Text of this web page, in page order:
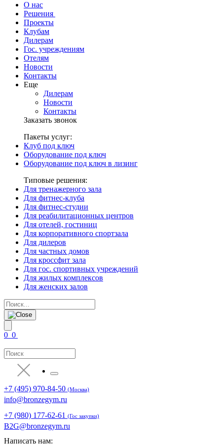
О нас
Решения
Проекты
Клубам
Дилерам
Гос. учреждениям
Отелям
Новости
Контакты
Еще
Дилерам
Новости
Контакты
Заказать звонок
Пакеты услуг:
Клуб под ключ
Оборудование под ключ
Оборудование под ключ в лизинг
Типовые решения:
Для тренажерного зала
Для фитнес-клуба
Для фитнес-студии
Для реабилитационных центров
Для отелей, гостиниц
Для корпоративного спортзала
Для дилеров
Для частных домов
Для кроссфит зала
Для гос. спортивных учреждений
Для жилых комплексов
Для женских залов
0 0
+7 (495) 970-84-50 (Москва)
info@bronzegym.ru
+7 (980) 177-62-61 (Гос закупки)
B2G@bronzegym.ru
Написать нам: